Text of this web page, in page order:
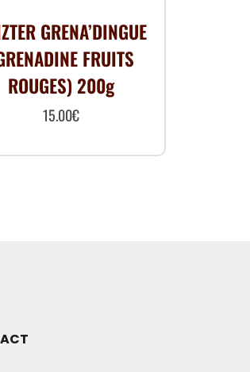
GRENA’DINGUE
FRUITS
ROUGES) 200g
15.00€